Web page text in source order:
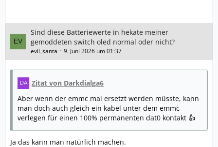
Sind diese Batteriewerte in hekate meiner
gemoddeten switch oled normal oder nicht?
evil_santa 9. Juni 2026 um 01:37
Zitat von Darkdialga6
Aber wenn der emmc mal ersetzt werden müsste, kann
man doch auch gleich ein kabel unter dem emmc
verlegen für einen 100% permanenten dat0 kontakt 👍
Ja das kann man natürlich machen.